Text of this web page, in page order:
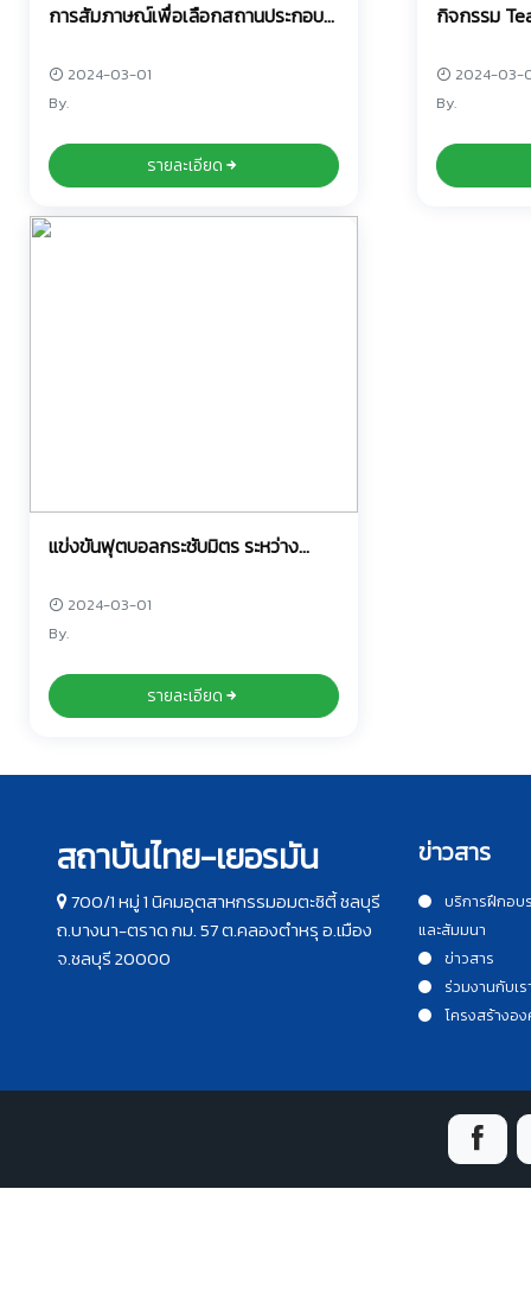
การสัมภาษณ์เพื่อเลือกสถานประกอบ
2024-03-01
By.
รายละเอียด
กิจกรรม
2024-03-
By.
แข่งขันฟุตบอลกระชับมิตร ระหว่าง
2024-03-01
By.
รายละเอียด
สถาบันไทย-เยอรมัน
700/1 หมู่ 1 นิคมอุตสาหกรรมอมตะซิตี้ ชลบุรี
ถ.บางนา-ตราด กม. 57 ต.คลองตำหรุ อ.เมือง
จ.ชลบุรี 20000
ข่าวสาร
บริการฝึกอบ
และสัมมนา
ข่าวสาร
ร่วมงานกับเร
โครงสร้างอ